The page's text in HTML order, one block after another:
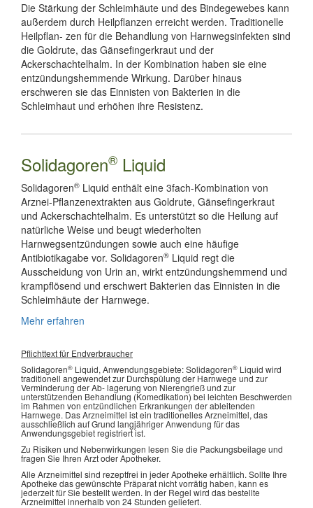
Die Stärkung der Schleimhäute und des Bindegewebes kann
außerdem durch Heilpflanzen erreicht werden. Traditionelle
Heilpflan- zen für die Behandlung von Harnwegsinfekten sind
die Goldrute, das Gänsefingerkraut und der
Ackerschachtelhalm. In der Kombination haben sie eine
entzündungshemmende Wirkung. Darüber hinaus
erschweren sie das Einnisten von Bakterien in die
Schleimhaut und erhöhen ihre Resistenz.
Solidagoren® Liquid
Solidagoren® Liquid enthält eine 3fach-Kombination von
Arznei-Pflanzenextrakten aus Goldrute, Gänsefingerkraut
und Ackerschachtelhalm. Es unterstützt so die Heilung auf
natürliche Weise und beugt wiederholten
Harnwegsentzündungen sowie auch eine häufige
Antibiotikagabe vor. Solidagoren® Liquid regt die
Ausscheidung von Urin an, wirkt entzündungshemmend und
krampflösend und erschwert Bakterien das Einnisten in die
Schleimhäute der Harnwege.
Mehr erfahren
Pflichttext für Endverbraucher
Solidagoren® Liquid, Anwendungsgebiete: Solidagoren® Liquid wird
traditionell angewendet zur Durchspülung der Harnwege und zur
Verminderung der Ab- lagerung von Nierengrieß und zur
unterstützenden Behandlung (Komedikation) bei leichten Beschwerden
im Rahmen von entzündlichen Erkrankungen der ableitenden
Harnwege. Das Arzneimittel ist ein traditionelles Arzneimittel, das
ausschließlich auf Grund langjähriger Anwendung für das
Anwendungsgebiet registriert ist.
Zu Risiken und Nebenwirkungen lesen Sie die Packungsbeilage und
fragen Sie Ihren Arzt oder Apotheker.
Alle Arzneimittel sind rezeptfrei in jeder Apotheke erhältlich. Sollte Ihre
Apotheke das gewünschte Präparat nicht vorrätig haben, kann es
jederzeit für Sie bestellt werden. In der Regel wird das bestellte
Arzneimittel innerhalb von 24 Stunden geliefert.